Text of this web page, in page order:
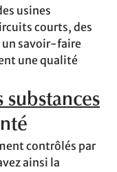
usines
courts, des
savoir-faire
une qualité
substances
contrôlés par
ainsi la